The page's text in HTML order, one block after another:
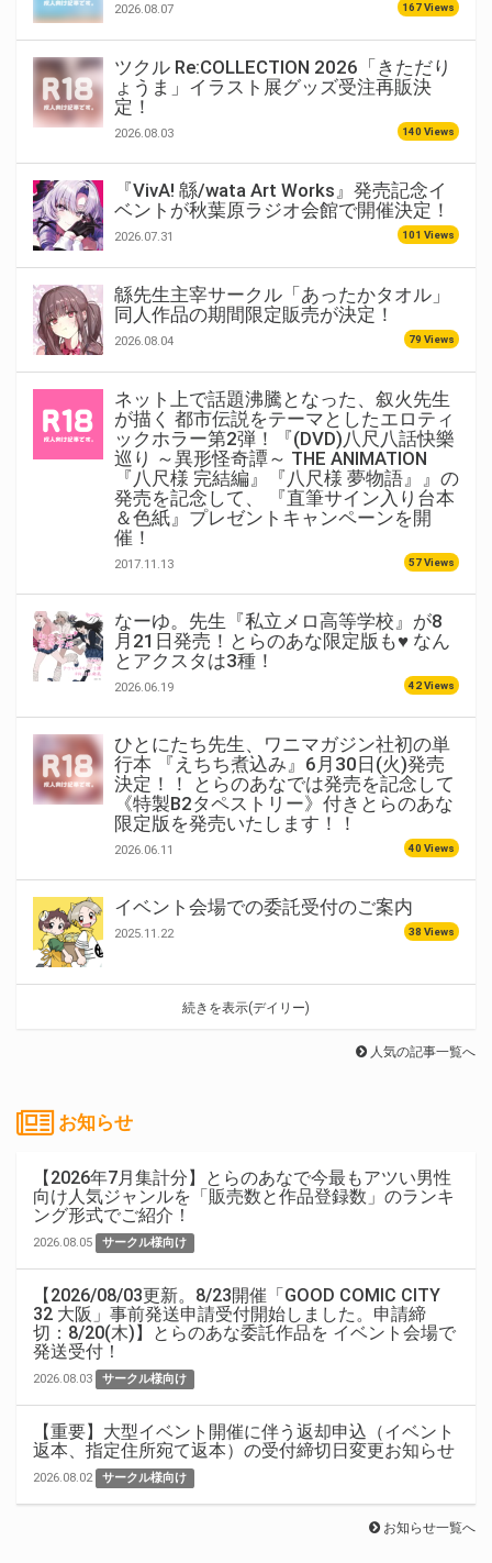
2026.08.07 167 Views
ツクル Re:COLLECTION 2026「きただり
ょうま」イラスト展グッズ受注再販決
定！
2026.08.03 140 Views
『VivA! 緜/wata Art Works』発売記念イ
ベントが秋葉原ラジオ会館で開催決定！
2026.07.31 101 Views
緜先生主宰サークル「あったかタオル」
同人作品の期間限定販売が決定！
2026.08.04 79 Views
ネット上で話題沸騰となった、叙火先生
が描く 都市伝説をテーマとしたエロティ
ックホラー第2弾！『(DVD)八尺八話快樂
巡り ～異形怪奇譚～ THE ANIMATION
『八尺様 完結編』『八尺様 夢物語』』の
発売を記念して、 『直筆サイン入り台本
＆色紙』プレゼントキャンペーンを開
催！
2017.11.13 57 Views
なーゆ。先生『私立メロ高等学校』が8
月21日発売！とらのあな限定版も♥ なん
とアクスタは3種！
2026.06.19 42 Views
ひとにたち先生、ワニマガジン社初の単
行本 『えちち煮込み』6月30日(火)発売
決定！！ とらのあなでは発売を記念して
《特製B2タペストリー》付きとらのあな
限定版を発売いたします！！
2026.06.11 40 Views
イベント会場での委託受付のご案内
2025.11.22 38 Views
続きを表示(デイリー)
人気の記事一覧へ
お知らせ
【2026年7月集計分】とらのあなで今最もアツい男性
向け人気ジャンルを「販売数と作品登録数」のランキ
ング形式でご紹介！
2026.08.05 サークル様向け
【2026/08/03更新。8/23開催「GOOD COMIC CITY
32 大阪」事前発送申請受付開始しました。申請締
切：8/20(木)】とらのあな委託作品を イベント会場で
発送受付！
2026.08.03 サークル様向け
【重要】大型イベント開催に伴う返却申込（イベント
返本、指定住所宛て返本）の受付締切日変更お知らせ
2026.08.02 サークル様向け
お知らせ一覧へ